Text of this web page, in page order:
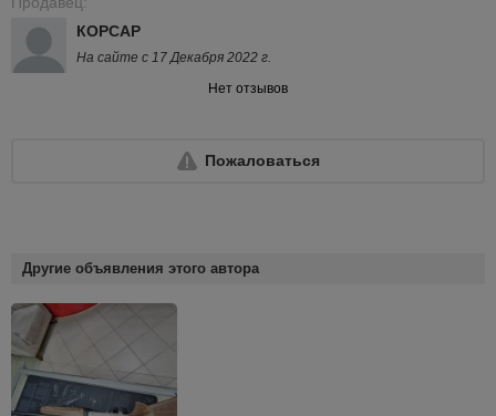
КОРСАР
На сайте с 17 Декабря 2022 г.
Нет отзывов
Пожаловаться
Другие объявления этого автора